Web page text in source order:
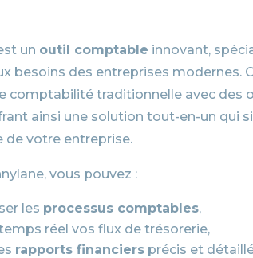
un outil comptable innovant,
besoins des entreprises modernes.
comptabilité traditionnelle avec des
ainsi une solution tout-en-un qui
de votre entreprise.
vous pouvez :
les processus comptables,
réel vos flux de trésorerie,
rapports financiers précis et